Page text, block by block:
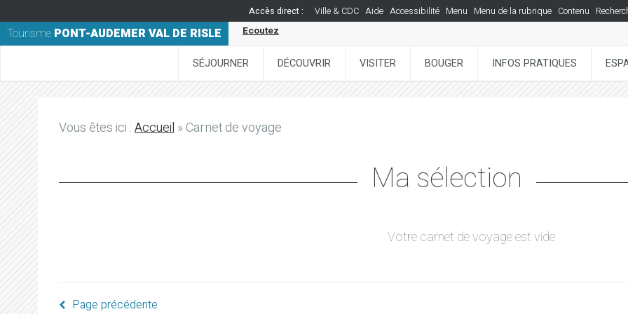
Accès direct : Ville & CDC Aide Accessibilité Menu Menu de la rubrique Contenu
Tourisme PONT-AUDEMER VAL DE RISLE Ecoutez
SÉJOURNER DÉCOUVRIR VISITER BOUGER INFOS PRATIQUES
Vous êtes ici :Accueil» Carnet de voyage
Ma sélection
Votre carnet de voyage est vide
Page précédente